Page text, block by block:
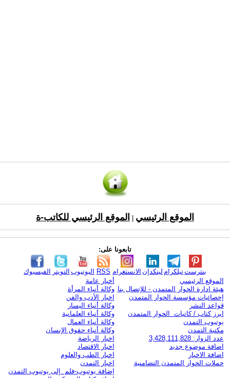
الموقع الرئيسي الموقع الرئيسي للكاتب-ة
تابعونا على:
الفيسبوك التويتر اليوتيوب RSS الانستغرام لينكدإن تيلكرامبنترست
الموقع الرئيسي
هيئة ادارة الحوار المتمدن - للإتصال بنا
إحصائيات مؤسسة الحوار المتمدن
قواعد النشر
ابرز كتاب / كاتبات الحوار المتمدن
يوتيوب التمدن
مكتبة التمدن
عدد الزوار: 3,428,111,828
اضافة موضوع جديد
اضافة الاخبار
حملات الحوار المتمدن التضامنية
أخبار عامة
وكالة أنباء المرأة
اخبار الأدب والفن
وكالة أنباء اليسار
وكالة أنباء العلمانية
وكالة أنباء العمال
وكالة أنباء حقوق الإنسان
اخبار الرياضة
اخبار الاقتصاد
اخبار الطب والعلوم
اخبار التمدن
إضافة يوتيوب-فلم إلى يوتيوب التمدن